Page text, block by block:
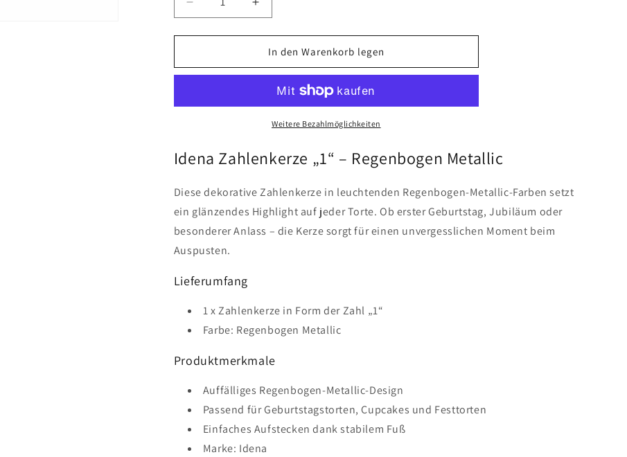
Verringere
die
Menge
Idena
Regenbogen
Tortenkerze
Erhöhe
die
Menge
für
Idena
Zahlenkerze
Regenbogen
Metallic
Tortenkerze
In den Warenkorb legen
Weitere Bezahlmöglichkeiten
Idena Zahlenkerze „1“ – Regenbogen Metallic
Diese dekorative Zahlenkerze in leuchtenden Regenbogen-Metallic-Farben setzt
ein glänzendes Highlight auf jeder Torte. Ob erster Geburtstag, Jubiläum oder
besonderer Anlass – die Kerze sorgt für einen unvergesslichen Moment beim
Auspusten.
Lieferumfang
1 x Zahlenkerze in Form der Zahl „1“
Farbe: Regenbogen Metallic
Produktmerkmale
Auffälliges Regenbogen-Metallic-Design
Passend für Geburtstagstorten, Cupcakes und Festtorten
Einfaches Aufstecken dank stabilem Fuß
Marke: Idena